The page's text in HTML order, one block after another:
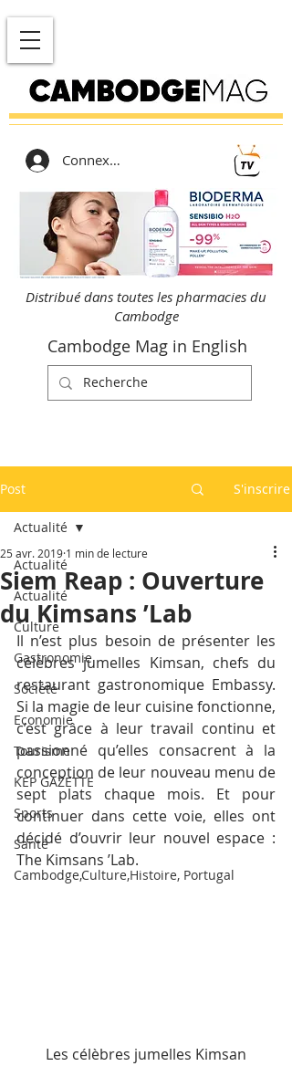
Connexion
Distribué dans toutes les pharmacies du
Cambodge
Cambodge Mag in English
Post S'inscrire
Actualité
Actualité
Culture
Gastronomie
Société
Economie
Tourisme
KEP GAZETTE
Sports
Santé
Cambodge,Culture,Histoire, Portugal
Actualité
Siem Reap : Ouverture
du Kimsans ’Lab
25 avr. 2019 1 min de lecture
Il n’est plus besoin de présenter les
célèbres jumelles Kimsan, chefs du
restaurant gastronomique Embassy.
Si la magie de leur cuisine fonctionne,
c’est grâce à leur travail continu et
passionné qu’elles consacrent à la
conception de leur nouveau menu de
sept plats chaque mois. Et pour
continuer dans cette voie, elles ont
décidé d’ouvrir leur nouvel espace :
The Kimsans ’Lab.
Les célèbres jumelles Kimsan